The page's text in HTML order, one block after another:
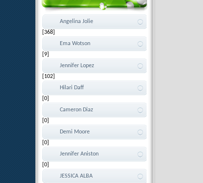
Angelina Jolie
[368]
Ema Wotson
[9]
Jennifer Lopez
[102]
Hilari Daff
[0]
Cameron Diaz
[0]
Demi Moore
[0]
Jennifer Aniston
[0]
JESSICA ALBA